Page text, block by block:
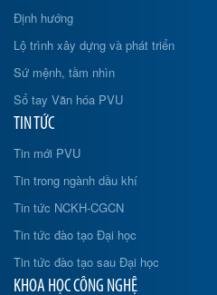
Định hướng
Lộ trình xây dựng và phát triển
Sứ mệnh, tầm nhìn
Sổ tay Văn hóa PVU
TIN TỨC
Tin mới PVU
Tin trong ngành dầu khí
Tin tức NCKH-CGCN
Tin tức đào tạo Đại học
Tin tức đào tạo sau Đại học
KHOA HỌC CÔNG NGHỆ